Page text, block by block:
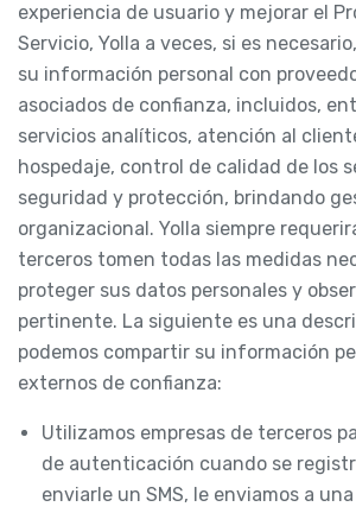
experiencia de usuario y mejorar el
Servicio, Yolla a veces, si es
su información personal con
asociados de confianza, incluidos,
servicios analíticos, atención al
hospedaje, control de calidad de los
seguridad y protección, brindando
organizacional. Yolla siempre
terceros tomen todas las medidas
proteger sus datos personales y
pertinente. La siguiente es una
podemos compartir su información
externos de confianza:
Utilizamos empresas de terceros
de autenticación cuando se
enviarle un SMS, le enviamos a